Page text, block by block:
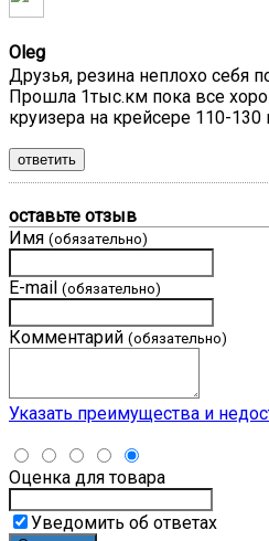
Oleg
Друзья, резина неплохо себя
Прошла 1тыс.км пока все
круизера на крейсере 110-130
ответить
оставьте отзыв
Имя (обязательно)
E-mail (обязательно)
Комментарий (обязательно)
Указать преимущества и
Оценка для товара
Уведомить об ответах